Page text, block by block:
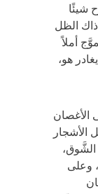
شيئًا
الظل
أملاً
هو،
الأغصان
الشَّوق،
وعلى